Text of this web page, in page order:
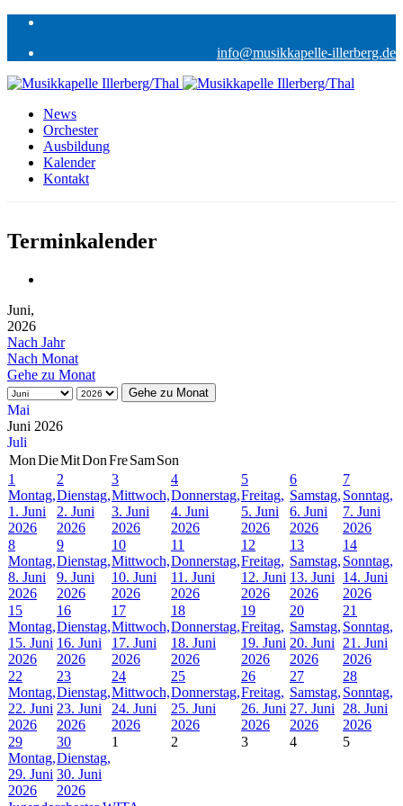
info@musikkapelle-illerberg.de
News
Orchester
Ausbildung
Kalender
Kontakt
Terminkalender
Juni,
2026
Nach Jahr
Nach Monat
Gehe zu Monat
Gehe zu Monat
Mai
Juni 2026
Juli
MonDieMitDonFreSamSon
1
Montag,
1. Juni
2026
2
Dienstag,
2. Juni
2026
3
Mittwoch,
3. Juni
2026
4
Donnerstag,
4. Juni
2026
5
Freitag,
5. Juni
2026
6
Samstag,
6. Juni
2026
7
Sonntag,
7. Juni
2026
8
Montag,
8. Juni
2026
9
Dienstag,
9. Juni
2026
10
Mittwoch,
10. Juni
2026
11
Donnerstag,
11. Juni
2026
12
Freitag,
12. Juni
2026
13
Samstag,
13. Juni
2026
14
Sonntag,
14. Juni
2026
15
Montag,
15. Juni
2026
16
Dienstag,
16. Juni
2026
17
Mittwoch,
17. Juni
2026
18
Donnerstag,
18. Juni
2026
19
Freitag,
19. Juni
2026
20
Samstag,
20. Juni
2026
21
Sonntag,
21. Juni
2026
22
Montag,
22. Juni
2026
23
Dienstag,
23. Juni
2026
24
Mittwoch,
24. Juni
2026
25
Donnerstag,
25. Juni
2026
26
Freitag,
26. Juni
2026
27
Samstag,
27. Juni
2026
28
Sonntag,
28. Juni
2026
29
Montag,
29. Juni
2026
30
Dienstag,
30. Juni
2026
1 2 3 4 5